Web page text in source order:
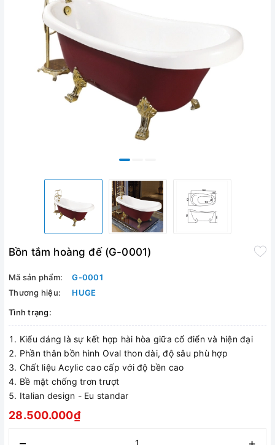
Bồn tắm hoàng đế (G-0001)
Mã sản phẩm:
G-0001
Thương hiệu:
HUGE
Tình trạng:
Kiểu dáng là sự kết hợp hài hòa giữa cổ điển và hiện đại
Phần thân bồn hình Oval thon dài, độ sâu phù hợp
Chất liệu Acylic cao cấp với độ bền cao
Bề mặt chống trơn trượt
Italian design - Eu standar
28.500.000₫